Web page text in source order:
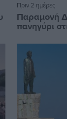
Πριν 2 ημέρες
Παραμονή
πανηγύρι